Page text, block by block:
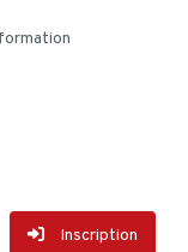
Inscription